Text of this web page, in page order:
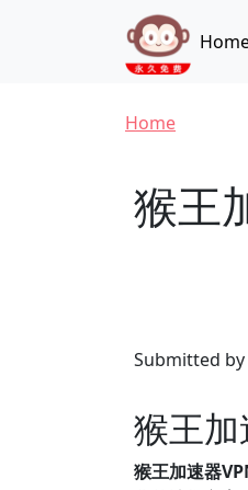
Skip to main content
Home
猴王
Submitted by
猴王加
猴王加速器